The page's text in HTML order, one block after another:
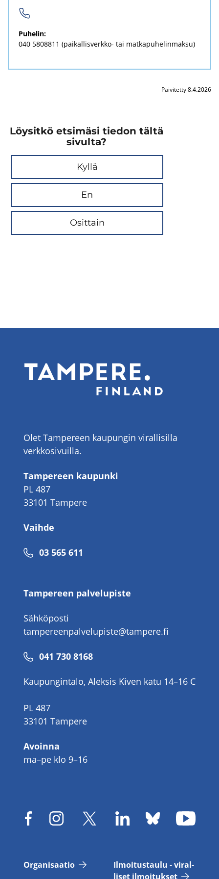
Pu­he­lin:
040 5808811 (paikallisverkko-​ tai mat­ka­pu­he­lin­mak­su)
Päivitetty 8.4.2026
Löysitkö etsimäsi tiedon tältä
sivulta?
Kyllä
En
Osittain
Olet Tampereen kaupungin virallisilla
verkkosivuilla.
Tampereen kaupunki
PL 487
33101 Tampere
Vaihde
Puhelinnumero
03 565 611
Tampereen palvelupiste
Sähköposti
tampereenpalvelupiste@tampere.fi
Puhelinnumero
041 730 8168
Kaupungintalo, Aleksis Kiven katu 14–16 C
PL 487
33101 Tampere
Avoinna
ma–pe klo 9–16
Or­ga­ni­saa­tio
Il­moi­tus­tau­lu - vi­ral­
li­set il­moi­tuk­set